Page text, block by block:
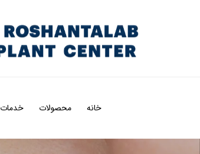
خانه محصولات خدمات